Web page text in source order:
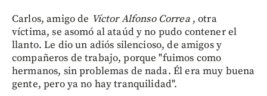
Carlos, amigo de Víctor Alfonso Correa, otra
víctima, se asomó al ataúd y no pudo contener el
llanto. Le dio un adiós silencioso, de amigos y
compañeros de trabajo, porque "fuimos como
hermanos, sin problemas de nada. Él era muy buena
gente, pero ya no hay tranquilidad".